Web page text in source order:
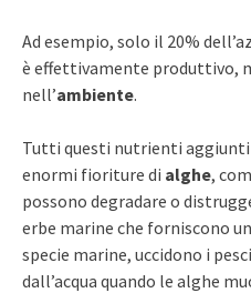
Ad esempio, solo il 20%
è effettivamente produttivo,
nell’ambiente.
Tutti questi nutrienti aggiunti
enormi fioriture di alghe,
possono degradare o
erbe marine che forniscono
specie marine, uccidono i
dall’acqua quando le alghe